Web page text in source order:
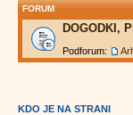
FORUM
DOGODKI,
Podforum:
KDO JE NA STRANI